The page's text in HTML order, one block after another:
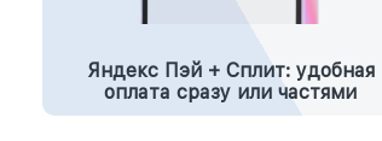
Яндекс Пэй + Сплит: удобная
оплата сразу или частями